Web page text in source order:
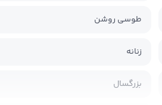
طوسی روشن
زنانه
بزرگسال